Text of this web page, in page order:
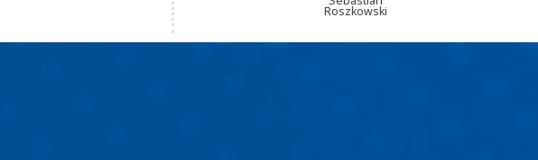
Roszkowski